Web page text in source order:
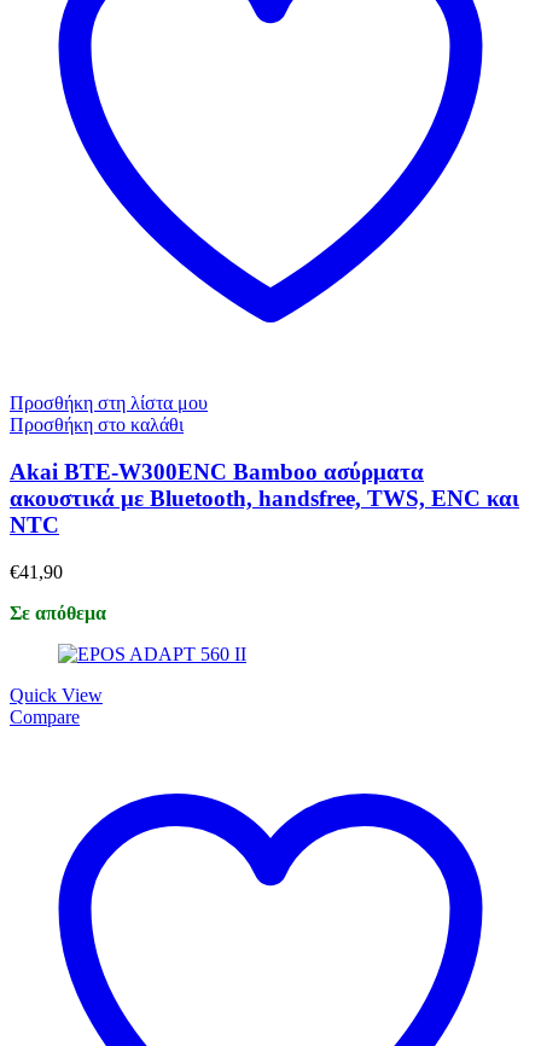
Προσθήκη στη λίστα μου
Προσθήκη στο καλάθι
Akai BTE-W300ENC Bamboo ασύρματα
ακουστικά με Bluetooth, handsfree, TWS, ENC και
ΝΤC
€41,90
Σε απόθεμα
Quick View
Compare